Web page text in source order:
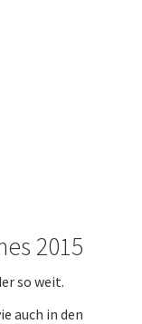
2015
so weit.
auch in den